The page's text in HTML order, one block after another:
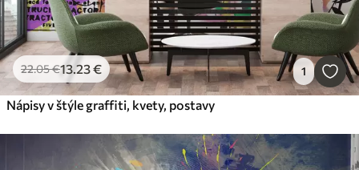
22.05€13.23€ 1
Nápisy v štýle graffiti, kvety, postavy